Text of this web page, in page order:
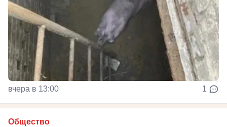
вчера в 13:00 1
Общество